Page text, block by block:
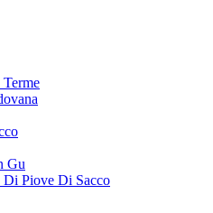
Gu
Di Piove Di Sacco